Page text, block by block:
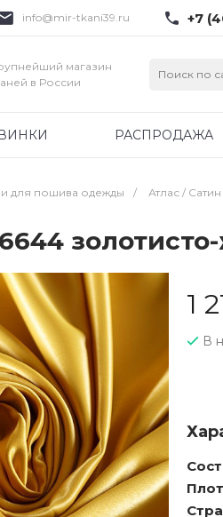
info@mir-tkani39.ru +7
магазин
в России
РАСПРОДАЖА
для пошива одежды / Атлас / Cатин
1
В